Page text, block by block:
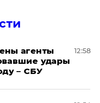
агенты
удары
– СБУ
12:58